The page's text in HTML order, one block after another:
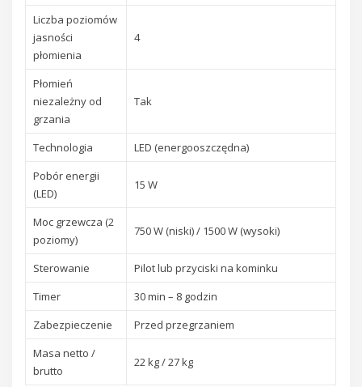
Liczba poziomów
jasności
płomienia
4
Płomień
niezależny od
grzania
Tak
Technologia
LED (energooszczędna)
Pobór energii
(LED)
15 W
Moc grzewcza (2
poziomy)
750 W (niski) / 1500 W (wysoki)
Sterowanie
Pilot lub przyciski na kominku
Timer
30 min – 8 godzin
Zabezpieczenie
Przed przegrzaniem
Masa netto /
brutto
22 kg / 27 kg